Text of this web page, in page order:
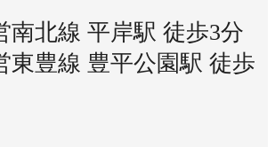
南北線 平岸駅 徒歩3分
東豊線 豊平公園駅 徒歩